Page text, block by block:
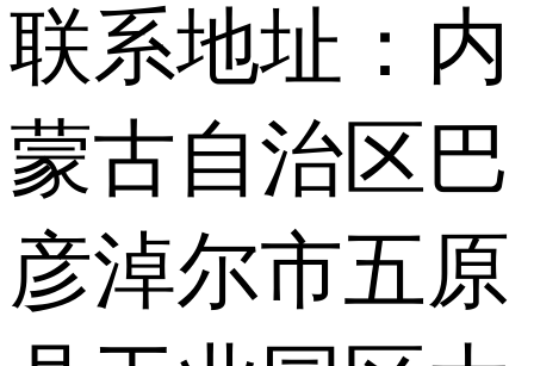
联系地址：内
蒙古自治区巴
彦淖尔市五原